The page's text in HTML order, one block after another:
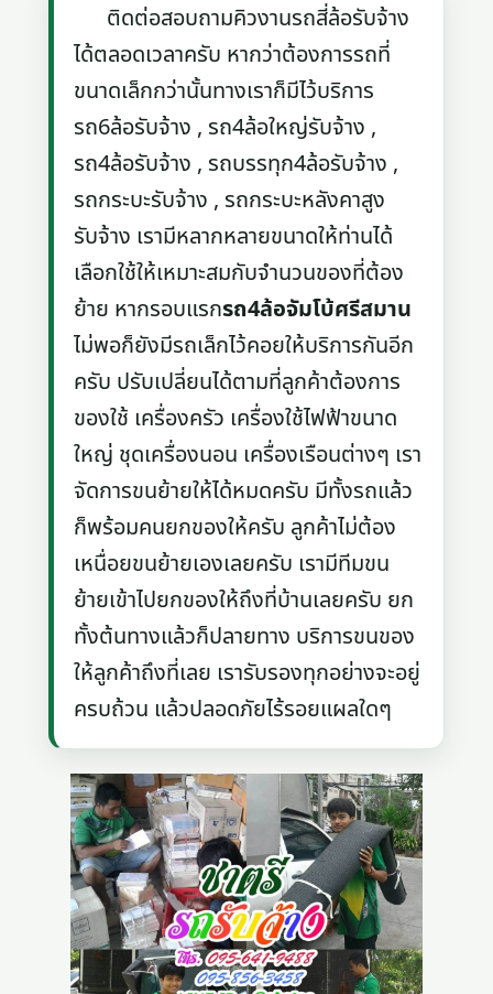
ติดต่อสอบถามคิวงานรถสี่ล้อรับจ้าง
ได้ตลอดเวลาครับ หากว่าต้องการรถที่
ขนาดเล็กกว่านั้นทางเราก็มีไว้บริการ
รถ6ล้อรับจ้าง , รถ4ล้อใหญ่รับจ้าง ,
รถ4ล้อรับจ้าง , รถบรรทุก4ล้อรับจ้าง ,
รถกระบะรับจ้าง , รถกระบะหลังคาสูง
รับจ้าง เรามีหลากหลายขนาดให้ท่านได้
เลือกใช้ให้เหมาะสมกับจำนวนของที่ต้อง
ย้าย หากรอบแรกรถ4ล้อจัมโบ้ศรีสมาน
ไม่พอก็ยังมีรถเล็กไว้คอยให้บริการกันอีก
ครับ ปรับเปลี่ยนได้ตามที่ลูกค้าต้องการ
ของใช้ เครื่องครัว เครื่องใช้ไฟฟ้าขนาด
ใหญ่ ชุดเครื่องนอน เครื่องเรือนต่างๆ เรา
จัดการขนย้ายให้ได้หมดครับ มีทั้งรถแล้ว
ก็พร้อมคนยกของให้ครับ ลูกค้าไม่ต้อง
เหนื่อยขนย้ายเองเลยครับ เรามีทีมขน
ย้ายเข้าไปยกของให้ถึงที่บ้านเลยครับ ยก
ทั้งต้นทางแล้วก็ปลายทาง บริการขนของ
ให้ลูกค้าถึงที่เลย เรารับรองทุกอย่างจะอยู่
ครบถ้วน แล้วปลอดภัยไร้รอยแผลใดๆ